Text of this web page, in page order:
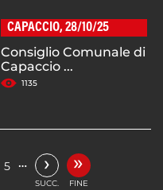
CAPACCIO, 28/10/25
Consiglio Comunale di
Capaccio ...
1135
5 … ›
SUCC.
»
FINE